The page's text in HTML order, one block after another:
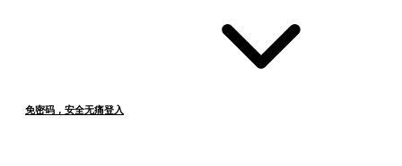
免密码，安全无痛登入